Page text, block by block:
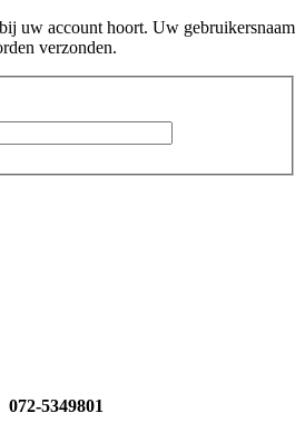
uw account hoort. Uw gebruikersnaam
verzonden.
072-5349801